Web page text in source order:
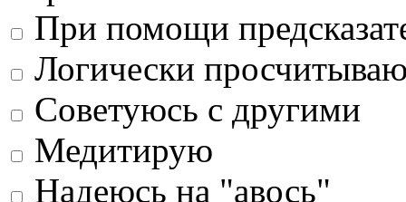
При помощи
Логически
Советуюсь с другими
Медитирую
Надеюсь на "авось"